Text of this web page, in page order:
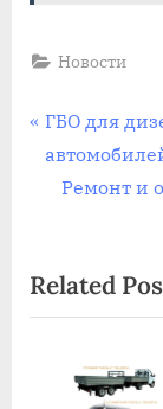
Новости
по
P
r
o
u
ГБО для
N
t
P
Ремонт и
Related
Газель